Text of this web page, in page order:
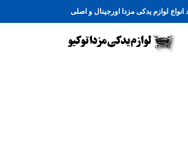
انواع لوازم یدکی مزدا اورجینال و اصلی